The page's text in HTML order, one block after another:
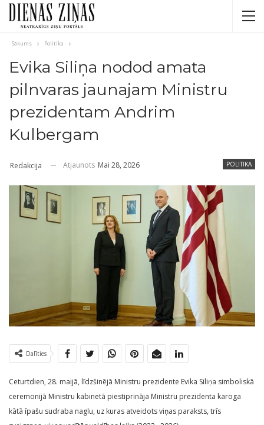
Sākums Politika
Evika Siliņa nodod amata
pilnvaras jaunajam Ministru
prezidentam Andrim
Kulbergam
POLITIKA
Redakcija Atjaunots Mai 28, 2026
Dalīties
Ceturtdien, 28. maijā, līdzšinējā Ministru prezidente Evika Siliņa simboliskā
ceremonijā Ministru kabinetā piestiprināja Ministru prezidenta karoga
kātā īpašu sudraba naglu, uz kuras atveidots viņas paraksts, trīs